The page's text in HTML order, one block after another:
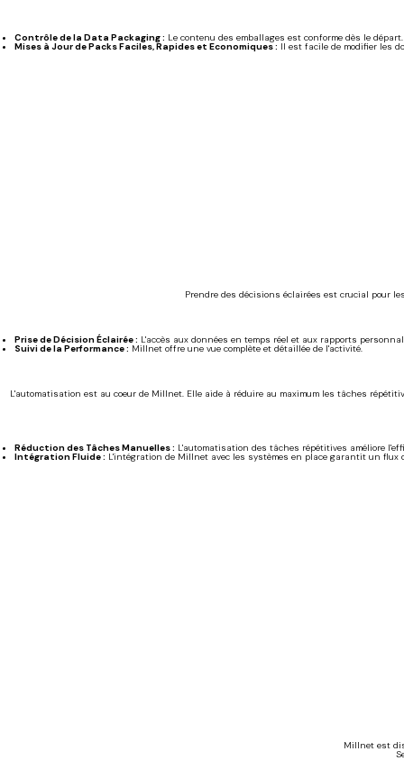
Contrôle de la Data Packaging : Le contenu des emballages est conforme dès le départ.
Mises à Jour de Packs Faciles, Rapides et Economiques : Il est facile de modifier les
Prendre des décisions éclairées est crucial pour
Prise de Décision Éclairée : L'accès aux données en temps réel et aux rapports
Suivi de la Performance : Millnet offre une vue complète et détaillée de l'activité.
L'automatisation est au coeur de Millnet. Elle aide à réduire au maximum les tâches
Réduction des Tâches Manuelles : L'automatisation des tâches répétitives améliore
Intégration Fluide : L'intégration de Millnet avec les systèmes en place garantit un flux
Millnet est